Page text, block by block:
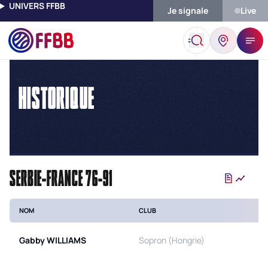
UNIVERS FFBB Je signale Live
Accueil Historique
HISTORIQUE
SERBIE-FRANCE 76-91
NOM CLUB
GabbyWILLIAMS Sopron (Hongrie)